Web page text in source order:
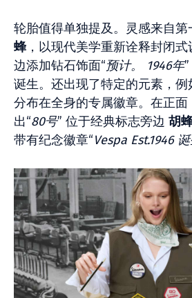
轮胎值得单独提及。灵感来自第
蜂，以现代美学重新诠释封闭
边添加钻石饰面“预计。 1946年
诞生。还出现了特定的元素，
分布在全身的专属徽章。在正
出“80号” 位于经典标志旁边 胡
带有纪念徽章“Vespa Est.1946